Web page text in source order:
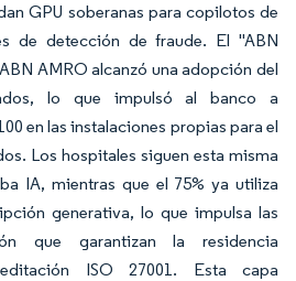
GPU soberanas para copilotos de
de detección de fraude. El "ABN
AMRO alcanzó una adopción del
lo que impulsó al banco a
en las instalaciones propias para el
Los hospitales siguen esta misma
IA, mientras que el 75% ya utiliza
generativa, lo que impulsa las
que garantizan la residencia
ISO 27001. Esta capa